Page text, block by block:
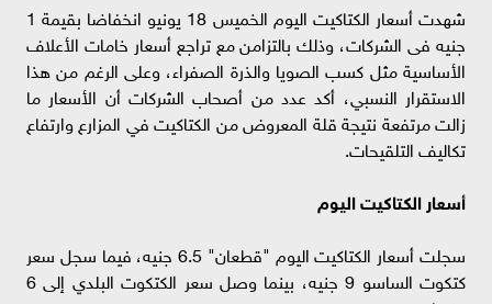
شهدت أسعار الكتاكيت اليوم الخميس 18 يونيو انخفاضا بقيمة 1
جنيه فى الشركات، وذلك بالتزامن مع تراجع أسعار خامات الأعلاف
الأساسية مثل كسب الصويا والذرة الصفراء، وعلى الرغم من هذا
الاستقرار النسبي، أكد عدد من أصحاب الشركات أن الأسعار ما
زالت مرتفعة نتيجة قلة المعروض من الكتاكيت في المزارع وارتفاع
تكاليف التلقيحات.
أسعار الكتاكيت اليوم
سجلت أسعار الكتاكيت اليوم "قطعان" 6.5 جنيه، فيما سجل سعر
كتكوت الساسو 9 جنيه، بينما وصل سعر الكتكوت البلدي إلى 6